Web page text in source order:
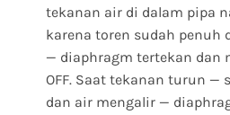
tekanan air di dalam pipa
karena toren sudah penuh
— diaphragm tertekan dan
OFF. Saat tekanan turun —
dan air mengalir —